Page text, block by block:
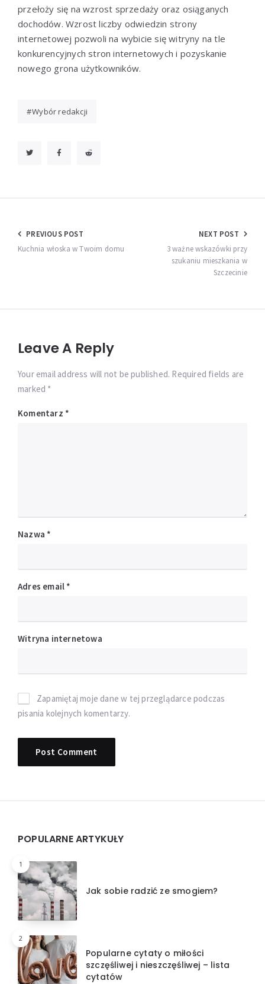
przełoży się na wzrost sprzedaży oraz osiąganych
dochodów. Wzrost liczby odwiedzin strony
internetowej pozwoli na wybicie się witryny na tle
konkurencyjnych stron internetowych i pozyskanie
nowego grona użytkowników.
Wybór redakcji
Nawigacja
wpisu
PREVIOUS POST
Kuchnia włoska w Twoim domu
NEXT POST
3 ważne wskazówki przy
szukaniu mieszkania w
Szczecinie
Leave A Reply
Your email address will not be published. Required fields are
marked *
Komentarz *
Nazwa *
Adres email *
Witryna internetowa
Zapamiętaj moje dane w tej przeglądarce podczas
pisania kolejnych komentarzy.
Widgets
POPULARNE ARTYKUŁY
1
Jak sobie radzić ze smogiem?
2
Popularne cytaty o miłości
szczęśliwej i nieszczęśliwej – lista
cytatów